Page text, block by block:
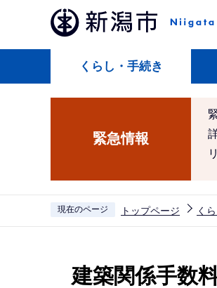
ペ
くらし・手続き
緊急情報
現在のページ トップページ く
建築関係手数